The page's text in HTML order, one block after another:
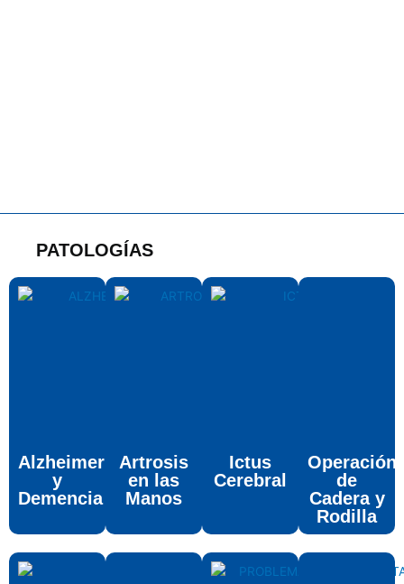
PATOLOGÍAS
Alzheimer
y
Demencia
Artrosis
en las
Manos
Ictus
Cerebral
Operación
de
Cadera y
Rodilla